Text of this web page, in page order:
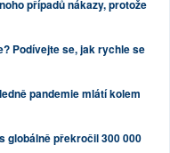
případů nákazy, protože
Podívejte se, jak rychle se
pandemie mlátí kolem
globálně překročil 300 000